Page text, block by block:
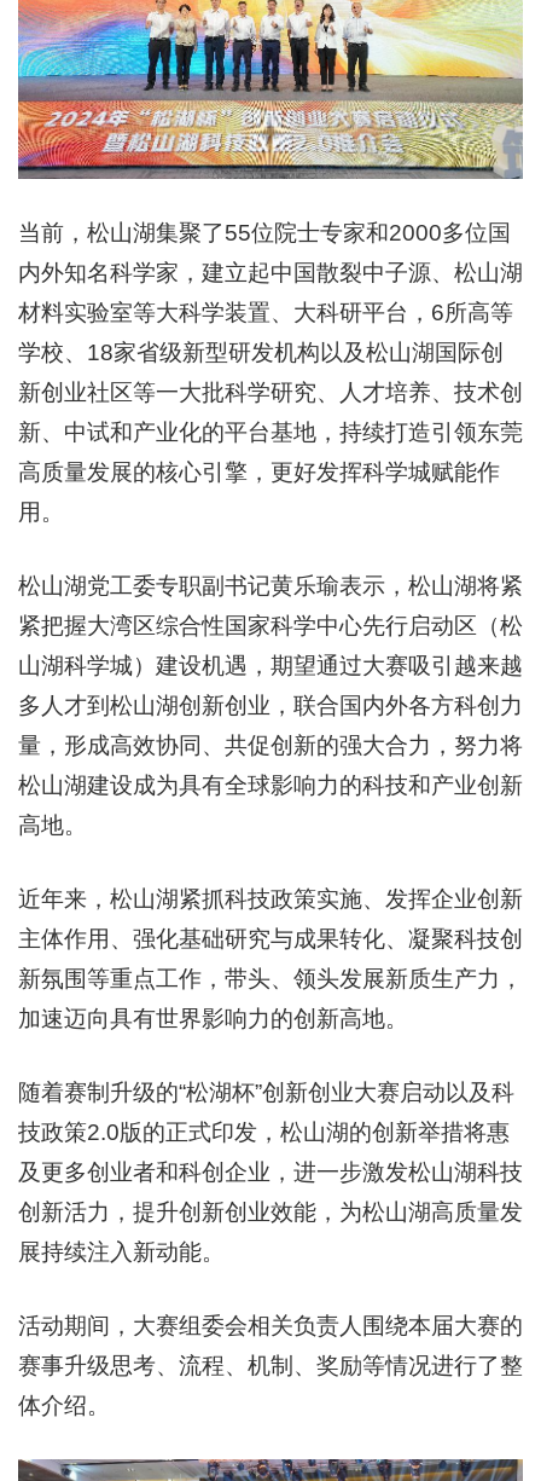
当前，松山湖集聚了55位院士专家和2000多位国
内外知名科学家，建立起中国散裂中子源、松山湖
材料实验室等大科学装置、大科研平台，6所高等
学校、18家省级新型研发机构以及松山湖国际创
新创业社区等一大批科学研究、人才培养、技术创
新、中试和产业化的平台基地，持续打造引领东莞
高质量发展的核心引擎，更好发挥科学城赋能作
用。
松山湖党工委专职副书记黄乐瑜表示，松山湖将紧
紧把握大湾区综合性国家科学中心先行启动区（松
山湖科学城）建设机遇，期望通过大赛吸引越来越
多人才到松山湖创新创业，联合国内外各方科创力
量，形成高效协同、共促创新的强大合力，努力将
松山湖建设成为具有全球影响力的科技和产业创新
高地。
近年来，松山湖紧抓科技政策实施、发挥企业创新
主体作用、强化基础研究与成果转化、凝聚科技创
新氛围等重点工作，带头、领头发展新质生产力，
加速迈向具有世界影响力的创新高地。
随着赛制升级的“松湖杯”创新创业大赛启动以及科
技政策2.0版的正式印发，松山湖的创新举措将惠
及更多创业者和科创企业，进一步激发松山湖科技
创新活力，提升创新创业效能，为松山湖高质量发
展持续注入新动能。
活动期间，大赛组委会相关负责人围绕本届大赛的
赛事升级思考、流程、机制、奖励等情况进行了整
体介绍。